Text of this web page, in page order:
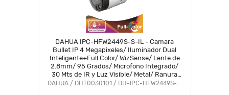
DAHUA IPC-HFW2449S-S-IL - Camara
Bullet IP 4 Megapixeles/ Iluminador Dual
Inteligente+Full Color/ WizSense/ Lente de
2.8mm/ 95 Grados/ Microfono Integrado/
30 Mts de IR y Luz Visible/ Metal/ Ranura
MicroSD/ WDR 120dB/ SMD Plus/ PoE
DAHUA / DHT0030101 / DH-IPC-HFW2449S-S-IL